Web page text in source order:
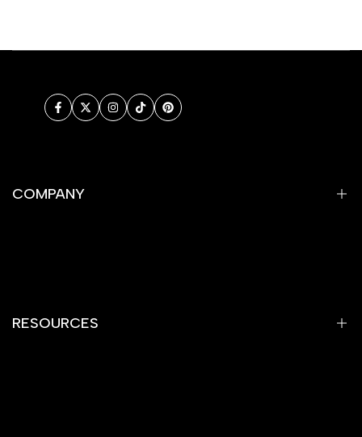
Facebook
TwitterInstagram
TikTokPinterest
COMPANY
RESOURCES